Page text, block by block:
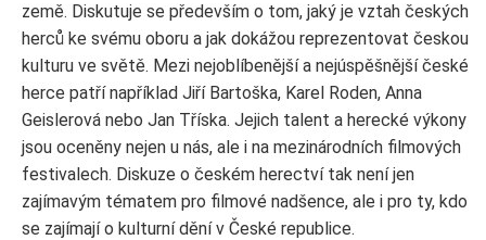
země. Diskutuje se především o tom, jaký je vztah českých
herců ke svému oboru a jak dokážou reprezentovat českou
kulturu ve světě. Mezi nejoblíbenější a nejúspěšnější české
herce patří například Jiří Bartoška, Karel Roden, Anna
Geislerová nebo Jan Tříska. Jejich talent a herecké výkony
jsou oceněny nejen u nás, ale i na mezinárodních filmových
festivalech. Diskuze o českém herectví tak není jen
zajímavým tématem pro filmové nadšence, ale i pro ty, kdo
se zajímají o kulturní dění v České republice.